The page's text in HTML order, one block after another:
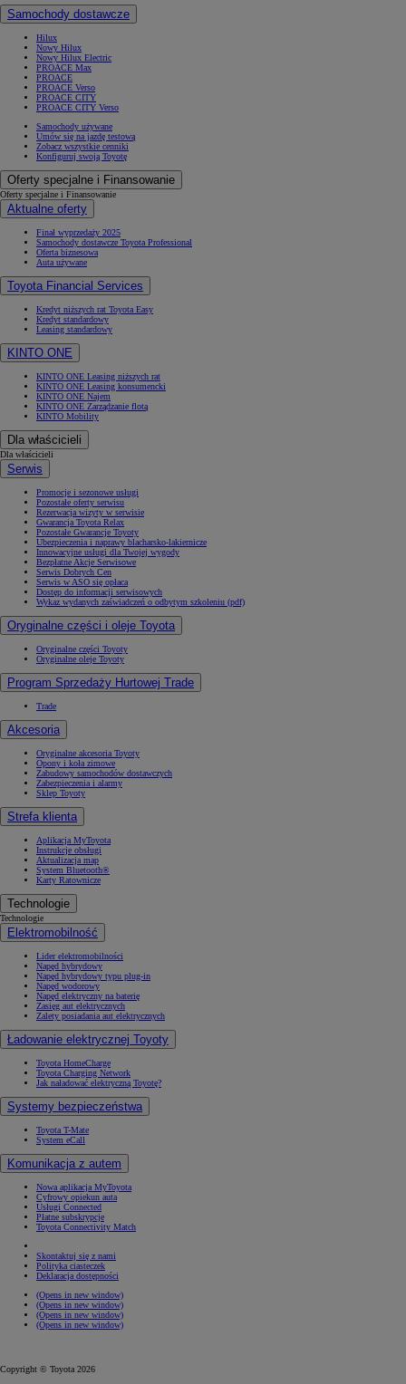
Samochody dostawcze
Hilux
Nowy Hilux
Nowy Hilux Electric
PROACE Max
PROACE
PROACE Verso
PROACE CITY
PROACE CITY Verso
Samochody używane
Umów się na jazdę testową
Zobacz wszystkie cenniki
Konfiguruj swoją Toyotę
Oferty specjalne i Finansowanie
Oferty specjalne i Finansowanie
Aktualne oferty
Finał wyprzedaży 2025
Samochody dostawcze Toyota Professional
Oferta biznesowa
Auta używane
Toyota Financial Services
Kredyt niższych rat Toyota Easy
Kredyt standardowy
Leasing standardowy
KINTO ONE
KINTO ONE Leasing niższych rat
KINTO ONE Leasing konsumencki
KINTO ONE Najem
KINTO ONE Zarządzanie flotą
KINTO Mobility
Dla właścicieli
Dla właścicieli
Serwis
Promocje i sezonowe usługi
Pozostałe oferty serwisu
Rezerwacja wizyty w serwisie
Gwarancja Toyota Relax
Pozostałe Gwarancje Toyoty
Ubezpieczenia i naprawy blacharsko-lakiernicze
Innowacyjne usługi dla Twojej wygody
Bezpłatne Akcje Serwisowe
Serwis Dobrych Cen
Serwis w ASO się opłaca
Dostęp do informacji serwisowych
Wykaz wydanych zaświadczeń o odbytym szkoleniu (pdf)
Oryginalne części i oleje Toyota
Oryginalne części Toyoty
Oryginalne oleje Toyoty
Program Sprzedaży Hurtowej Trade
Trade
Akcesoria
Oryginalne akcesoria Toyoty
Opony i koła zimowe
Zabudowy samochodów dostawczych
Zabezpieczenia i alarmy
Sklep Toyoty
Strefa klienta
Aplikacja MyToyota
Instrukcje obsługi
Aktualizacja map
System Bluetooth®
Karty Ratownicze
Technologie
Technologie
Elektromobilność
Lider elektromobilności
Napęd hybrydowy
Napęd hybrydowy typu plug-in
Napęd wodorowy
Napęd elektryczny na baterię
Zasięg aut elektrycznych
Zalety posiadania aut elektrycznych
Ładowanie elektrycznej Toyoty
Toyota HomeCharge
Toyota Charging Network
Jak naładować elektryczną Toyotę?
Systemy bezpieczeństwa
Toyota T-Mate
System eCall
Komunikacja z autem
Nowa aplikacja MyToyota
Cyfrowy opiekun auta
Usługi Connected
Płatne subskrypcje
Toyota Connectivity Match
Skontaktuj się z nami
Polityka ciasteczek
Deklaracja dostępności
(Opens in new window)
(Opens in new window)
(Opens in new window)
(Opens in new window)
Copyright © Toyota 2026